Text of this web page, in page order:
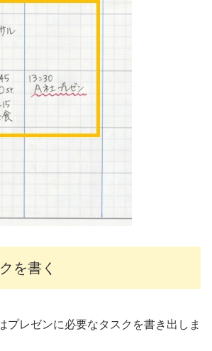
を書く
プレゼンに必要なタスクを書き出しま